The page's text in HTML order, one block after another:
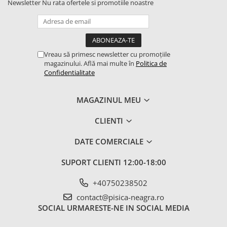
Newsletter Nu rata ofertele si promotiile noastre
Vreau să primesc newsletter cu promoțiile
magazinului. Află mai multe în Politica de
Confidentialitate
MAGAZINUL MEU
CLIENTI
DATE COMERCIALE
SUPORT CLIENTI 12:00-18:00
+40750238502
contact@pisica-neagra.ro
SOCIAL URMARESTE-NE IN SOCIAL MEDIA